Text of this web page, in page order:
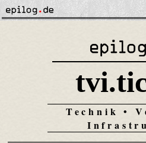
Technik •